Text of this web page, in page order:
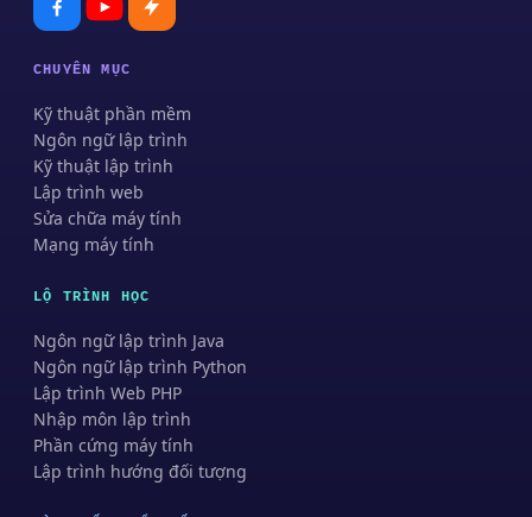
CHUYÊN MỤC
Kỹ thuật phần mềm
Ngôn ngữ lập trình
Kỹ thuật lập trình
Lập trình web
Sửa chữa máy tính
Mạng máy tính
LỘ TRÌNH HỌC
Ngôn ngữ lập trình Java
Ngôn ngữ lập trình Python
Lập trình Web PHP
Nhập môn lập trình
Phần cứng máy tính
Lập trình hướng đối tượng